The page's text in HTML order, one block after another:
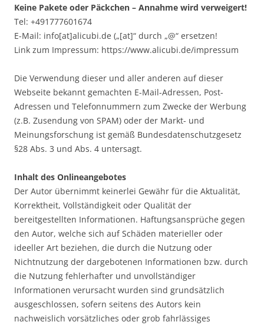
Keine Pakete oder Päckchen – Annahme wird verweigert!
Tel: +491777601674
E-Mail: info[at]alicubi.de („[at]“ durch „@“ ersetzen!
Link zum Impressum: https://www.alicubi.de/impressum
Die Verwendung dieser und aller anderen auf dieser
Webseite bekannt gemachten E-Mail-Adressen, Post-
Adressen und Telefonnummern zum Zwecke der Werbung
(z.B. Zusendung von SPAM) oder der Markt- und
Meinungsforschung ist gemäß Bundesdatenschutzgesetz
§28 Abs. 3 und Abs. 4 untersagt.
Inhalt des Onlineangebotes
Der Autor übernimmt keinerlei Gewähr für die Aktualität,
Korrektheit, Vollständigkeit oder Qualität der
bereitgestellten Informationen. Haftungsansprüche gegen
den Autor, welche sich auf Schäden materieller oder
ideeller Art beziehen, die durch die Nutzung oder
Nichtnutzung der dargebotenen Informationen bzw. durch
die Nutzung fehlerhafter und unvollständiger
Informationen verursacht wurden sind grundsätzlich
ausgeschlossen, sofern seitens des Autors kein
nachweislich vorsätzliches oder grob fahrlässiges